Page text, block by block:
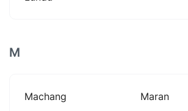
M
Machang
Maran